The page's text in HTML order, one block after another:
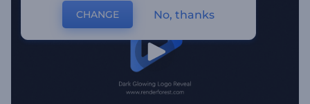
CHANGE No, thanks